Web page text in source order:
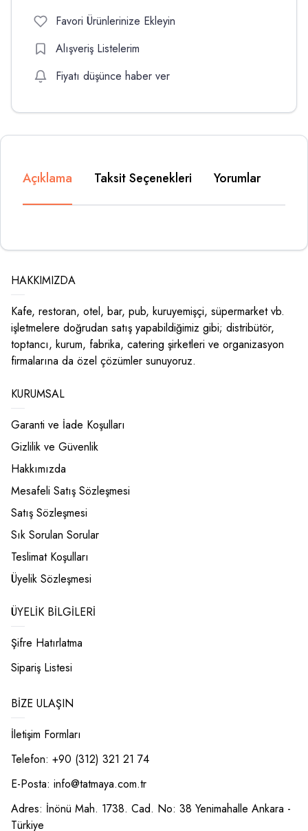
Favori Ürünlerinize Ekleyin
Alışveriş Listelerim
Fiyatı düşünce haber ver
Açıklama Taksit Seçenekleri Yorumlar
HAKKIMIZDA
Kafe, restoran, otel, bar, pub, kuruyemişçi, süpermarket vb.
işletmelere doğrudan satış yapabildiğimiz gibi; distribütör,
toptancı, kurum, fabrika, catering şirketleri ve organizasyon
firmalarına da özel çözümler sunuyoruz.
KURUMSAL
Garanti ve İade Koşulları
Gizlilik ve Güvenlik
Hakkımızda
Mesafeli Satış Sözleşmesi
Satış Sözleşmesi
Sık Sorulan Sorular
Teslimat Koşulları
Üyelik Sözleşmesi
ÜYELIK BILGILERI
Şifre Hatırlatma
Sipariş Listesi
BIZE ULAŞIN
İletişim Formları
Telefon: +90 (312) 321 21 74
E-Posta: info@tatmaya.com.tr
Adres: İnönü Mah. 1738. Cad. No: 38 Yenimahalle Ankara -
Türkiye